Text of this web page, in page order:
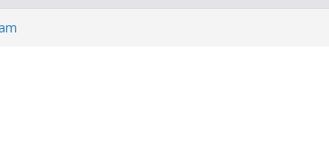
Kebutuhan Air
Kita Jumpai